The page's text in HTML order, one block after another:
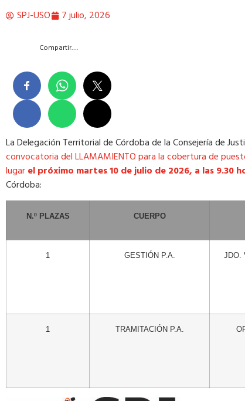
SPJ-USO 7 julio, 2026
Compartir….
La Delegación Territorial de Córdoba de la Consejería de
convocatoria del LLAMAMIENTO para la cobertura de
lugarel próximo martes 10 de julio de 2026, a las 9.30
Córdoba:
N.º PLAZAS CUERPO
1 GESTIÓN P.A.
JDO.
1 TRAMITACIÓN P.A.